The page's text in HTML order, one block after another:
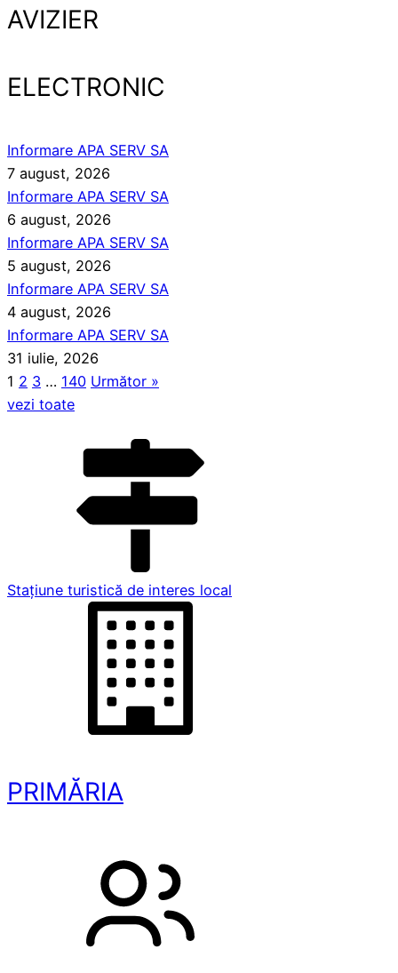
AVIZIER
ELECTRONIC
Informare APA SERV SA
7 august, 2026
Informare APA SERV SA
6 august, 2026
Informare APA SERV SA
5 august, 2026
Informare APA SERV SA
4 august, 2026
Informare APA SERV SA
31 iulie, 2026
1 2 3 … 140 Următor »
vezi toate
Stațiune turistică de interes local
PRIMĂRIA